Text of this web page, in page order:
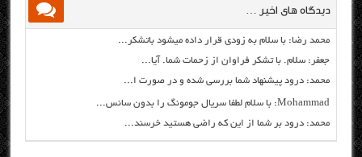
دیدگاه های اخیر …
محمد رضا: با سلام به زودی قرار داده میشود باتشکر...
جعفر: سلام. با تشکر فراوان از زحمات شما. آیا...
محمد: درود پیشنهاد شما بررسی شده و در صورت ا...
Mohammad: با سلام لطفا سریال جومونگ را بدون سانس...
محمد: درود بر شما از این که راضی هستید خرسند...